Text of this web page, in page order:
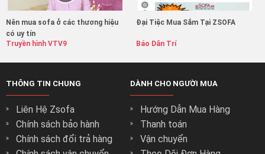
Nên mua sofa ở các thương hiệu
có uy tín
Truyền hình VTV9
Đại Tiệc Mua Sắm Tại ZSOFA
Báo Dân Trí
THÔNG TIN CHUNG
Liên Hệ Zsofa
Chính sách bảo hành
Chính sách đổi trả hàng
DÀNH CHO NGƯỜI MUA
Hướng Dẫn Mua Hàng
Thanh toán
Vận chuyển